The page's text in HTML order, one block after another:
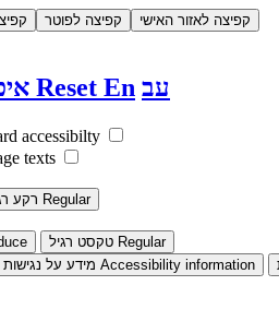
קפיצה לפוטר קפיצה לאזור האישי
Reset En עב
accessibilty
texts
Regular
Regular
Accessibility information